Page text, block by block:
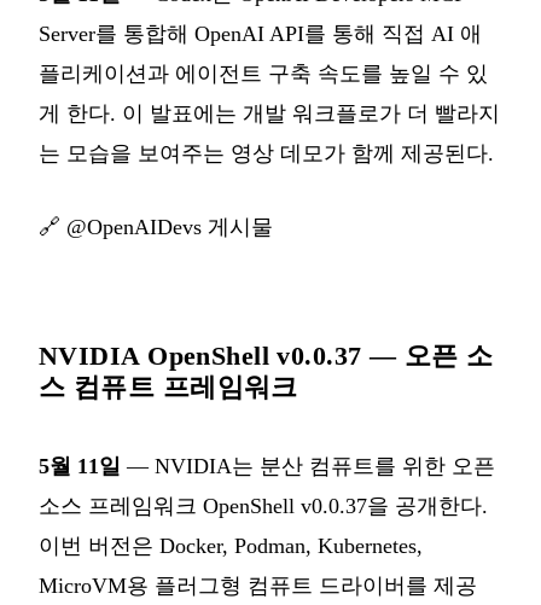
Server를 통합해 OpenAI API를 통해 직접 AI 애
플리케이션과 에이전트 구축 속도를 높일 수 있
게 한다. 이 발표에는 개발 워크플로가 더 빨라지
는 모습을 보여주는 영상 데모가 함께 제공된다.
🔗 @OpenAIDevs 게시물
NVIDIA OpenShell v0.0.37 — 오픈 소
스 컴퓨트 프레임워크
5월 11일 — NVIDIA는 분산 컴퓨트를 위한 오픈
소스 프레임워크 OpenShell v0.0.37을 공개한다.
이번 버전은 Docker, Podman, Kubernetes,
MicroVM용 플러그형 컴퓨트 드라이버를 제공